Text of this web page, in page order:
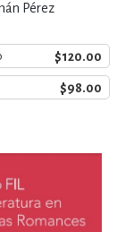
Pérez
$120.00
$98.00